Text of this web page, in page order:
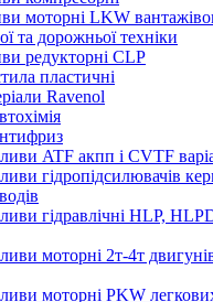
моторні LKW
та дорожньої техніки
редукторні CLP
пластичні
Ravenol
ATF акпп і CVTF
гідропідсилювачів
гідравлічні HLP,
моторні 2т-4т
моторні PKW